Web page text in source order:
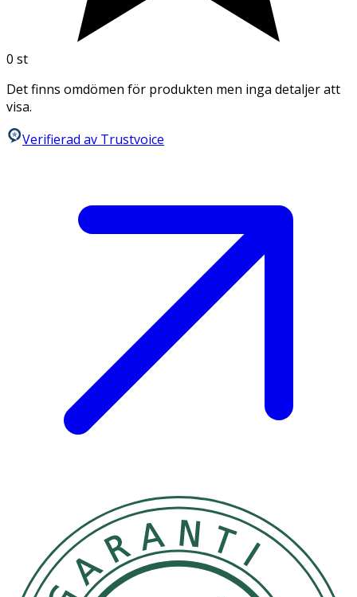
0 st
Det finns omdömen för produkten men inga detaljer att
visa.
Verifierad av Trustvoice